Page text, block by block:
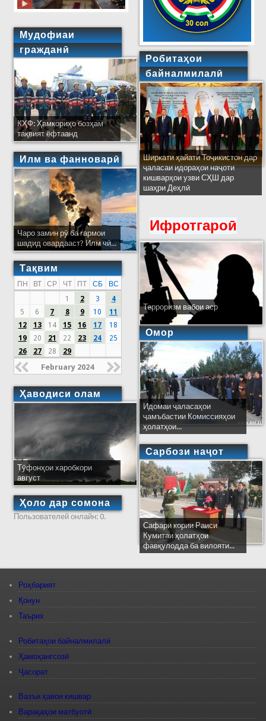
Мудофиаи
гражданӣ
КҲФ: Ҳамкориҳо бозҳам
тақвият ёфтаанд
Илм ва фанноварӣ
Чаро замин рӯ ба гармои
шадид овардааст? Илм чӣ...
Тақвим
ПН ВТ СР ЧТ ПТ СБ
ВС
1
2 3
4
5
6 7 8 9 10
11
12
13 14 15 16 17
18
19
20 21 22 23 24
25
26
27 28 29
February 2024
Ҳаводиси олам
Тӯфонҳои харобкори
август
Ҳоло дар сомона
Пользователей онлайн: 0.
Робитаҳои
байналмилалӣ
Ширкати ҳайати Тоҷикистон дар
ҷаласаи идораҳои наҷоти
кишварҳои узви СҲШ дар
шаҳри Деҳлӣ
Ифротгароӣ
Терроризм вабои аср
Омор
Идомаи ҷаласаҳои
ҷамъбастии Комиссияҳои
ҳолатҳои...
Сарбози наҷот
Сафари кории Раиси
Кумитаи ҳолатҳои
фавқулодда ба вилояти...
Роҳбарият
Қонун
Таърих
Робитаҳои байналмилалӣ
Ҳамоҳангсозӣ
Ҷасорат
Вазъи ҳавои кишвар
Варақаҳои матбуотӣ